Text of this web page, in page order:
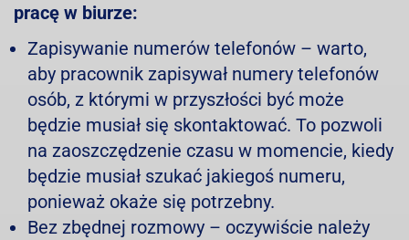
pracę w biurze:
Zapisywanie numerów telefonów – warto,
aby pracownik zapisywał numery telefonów
osób, z którymi w przyszłości być może
będzie musiał się skontaktować. To pozwoli
na zaoszczędzenie czasu w momencie, kiedy
będzie musiał szukać jakiegoś numeru,
ponieważ okaże się potrzebny.
Bez zbędnej rozmowy – oczywiście należy